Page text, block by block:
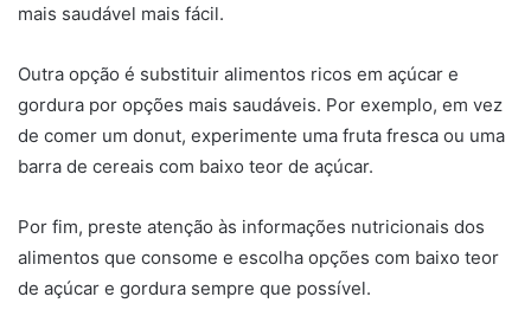
mais saudável mais fácil.
Outra opção é substituir alimentos ricos em açúcar e
gordura por opções mais saudáveis. Por exemplo, em vez
de comer um donut, experimente uma fruta fresca ou uma
barra de cereais com baixo teor de açúcar.
Por fim, preste atenção às informações nutricionais dos
alimentos que consome e escolha opções com baixo teor
de açúcar e gordura sempre que possível.